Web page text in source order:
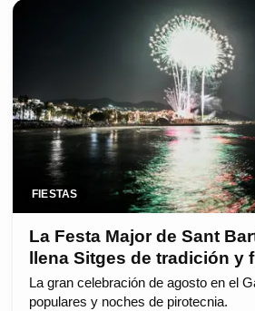
FIESTAS
La Festa Major de Sant
llena Sitges de tradición y
La gran celebración de agosto en el
populares y noches de pirotecnia.